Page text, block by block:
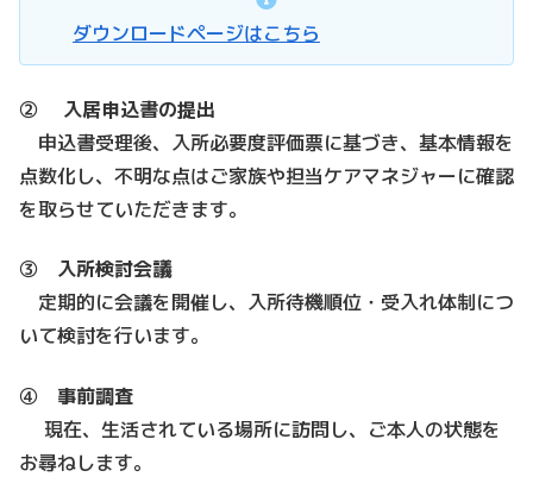
ダウンロードページはこちら
② 入居申込書の提出
申込書受理後、入所必要度評価票に基づき、基本情報を
点数化し、不明な点はご家族や担当ケアマネジャーに確認
を取らせていただきます。
③ 入所検討会議
定期的に会議を開催し、入所待機順位・受入れ体制につ
いて検討を行います。
④ 事前調査
現在、生活されている場所に訪問し、ご本人の状態を
お尋ねします。